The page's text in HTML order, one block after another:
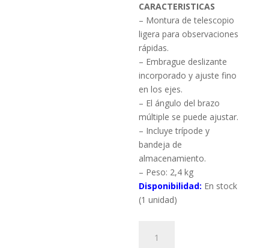
CARACTERISTICAS
– Montura de telescopio
ligera para observaciones
rápidas.
– Embrague deslizante
incorporado y ajuste fino
en los ejes.
– El ángulo del brazo
múltiple se puede ajustar.
– Incluye trípode y
bandeja de
almacenamiento.
– Peso: 2,4 kg
Disponibilidad: En stock
(1 unidad)
altazimutal